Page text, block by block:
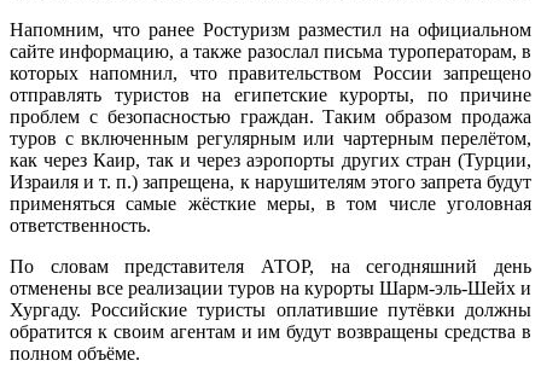
Напомним, что ранее Ростуризм разместил на официальном
сайте информацию, а также разослал письма туроператорам, в
которых напомнил, что правительством России запрещено
отправлять туристов на египетские курорты, по причине
проблем с безопасностью граждан. Таким образом продажа
туров с включенным регулярным или чартерным перелётом,
как через Каир, так и через аэропорты других стран (Турции,
Израиля и т. п.) запрещена, к нарушителям этого запрета будут
применяться самые жёсткие меры, в том числе уголовная
ответственность.
По словам представителя АТОР, на сегодняшний день
отменены все реализации туров на курорты Шарм-эль-Шейх и
Хургаду. Российские туристы оплатившие путёвки должны
обратится к своим агентам и им будут возвращены средства в
полном объёме.